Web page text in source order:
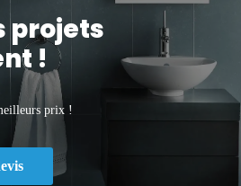
projets
!
prix !